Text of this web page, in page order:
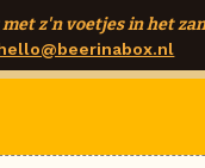
z'n voetjes in het